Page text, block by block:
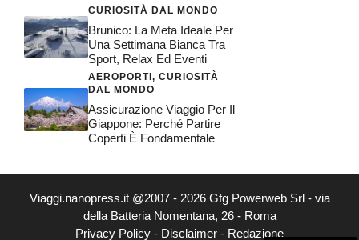
CURIOSITÀ DAL MONDO
Brunico: La Meta Ideale Per
Una Settimana Bianca Tra
Sport, Relax Ed Eventi
AEROPORTI, CURIOSITÀ
DAL MONDO
Assicurazione Viaggio Per Il
Giappone: Perché Partire
Coperti È Fondamentale
Viaggi.nanopress.it @2007 - 2026 Gfg Powerweb Srl - via
della Batteria Nomentana, 26 - Roma
Privacy Policy - Disclaimer - Redazione